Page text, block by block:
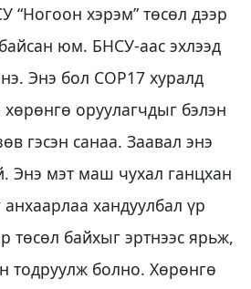
“Ногоон хэрэм” төсөл дээр
юм. БНСУ-аас эхлээд
Энэ бол СОР17 хуралд
оруулагчдыг бэлэн
гэсэн санаа. Заавал энэ
Энэ мэт маш чухал ганцхан
хандуулбал үр
төсөл байхыг эртнээс ярьж,
тодруулж болно. Хөрөнгө